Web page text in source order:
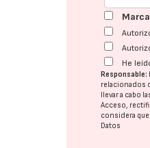
He
Responsable:
relacionados
llevar a cabo
Acceso,
considera
Datos